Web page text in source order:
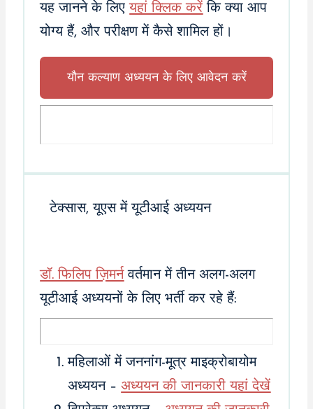
यह जानने के लिएयहां क्लिक करें कि क्या आप
योग्य हैं, और परीक्षण में कैसे शामिल हों।
यौन कल्याण अध्ययन के लिए आवेदन करें
टेक्सास, यूएस में यूटीआई अध्ययन
डॉ. फिलिप ज़िमर्नवर्तमान में तीन अलग-अलग
यूटीआई अध्ययनों के लिए भर्ती कर रहे हैं:
महिलाओं में जननांग-मूत्र माइक्रोबायोम
अध्ययन –अध्ययन की जानकारी यहां देखें